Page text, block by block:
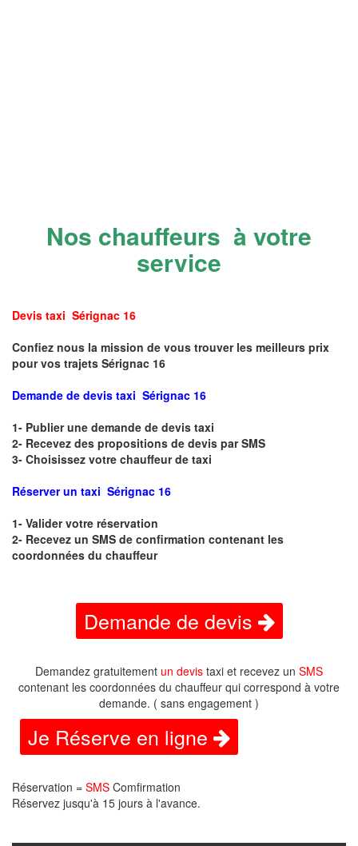
Nos chauffeurs à votre
service
Devis taxi Sérignac 16
Confiez nous la mission de vous trouver les meilleurs prix
pour vos trajets Sérignac 16
Demande de devis taxi Sérignac 16
1- Publier une demande de devis taxi
2- Recevez des propositions de devis par SMS
3- Choisissez votre chauffeur de taxi
Réserver un taxi Sérignac 16
1- Valider votre réservation
2- Recevez un SMS de confirmation contenant les
coordonnées du chauffeur
Demande de devis
Demandez gratuitement un devis taxi et recevez un SMS
contenant les coordonnées du chauffeur qui correspond à votre
demande. ( sans engagement )
Je Réserve en ligne
Réservation = SMS Comfirmation
Réservez jusqu'à 15 jours à l'avance.